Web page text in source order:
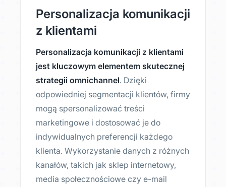
Personalizacja komunikacji
z klientami
Personalizacja komunikacji z klientami
jest kluczowym elementem skutecznej
strategii omnichannel. Dzięki
odpowiedniej segmentacji klientów, firmy
mogą spersonalizować treści
marketingowe i dostosować je do
indywidualnych preferencji każdego
klienta. Wykorzystanie danych z różnych
kanałów, takich jak sklep internetowy,
media społecznościowe czy e-mail